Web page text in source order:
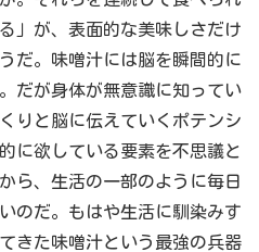
」が、表面的な美味しさだけ
だ。味噌汁には脳を瞬間的に
だが身体が無意識に知ってい
りと脳に伝えていくポテンシ
に欲している要素を不思議と
ら、生活の一部のように毎日
のだ。もはや生活に馴染みす
きた味噌汁という最強の兵器